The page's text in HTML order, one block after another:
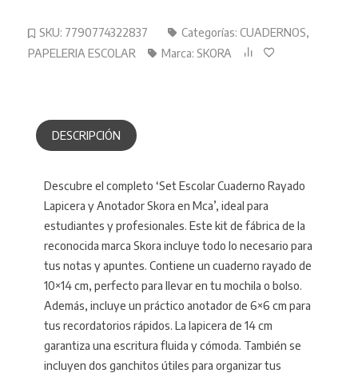
SKU: 7790774322837 Categorías: CUADERNOS,
PAPELERIA ESCOLAR
Marca: SKORA
DESCRIPCIÓN
Descubre el completo ‘Set Escolar Cuaderno Rayado
Lapicera y Anotador Skora en Mca’, ideal para
estudiantes y profesionales. Este kit de fábrica de la
reconocida marca Skora incluye todo lo necesario para
tus notas y apuntes. Contiene un cuaderno rayado de
10×14 cm, perfecto para llevar en tu mochila o bolso.
Además, incluye un práctico anotador de 6×6 cm para
tus recordatorios rápidos. La lapicera de 14 cm
garantiza una escritura fluida y cómoda. También se
incluyen dos ganchitos útiles para organizar tus